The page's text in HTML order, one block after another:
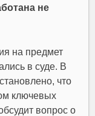
не
на предмет
в суде. В
что
ключевых
вопрос о